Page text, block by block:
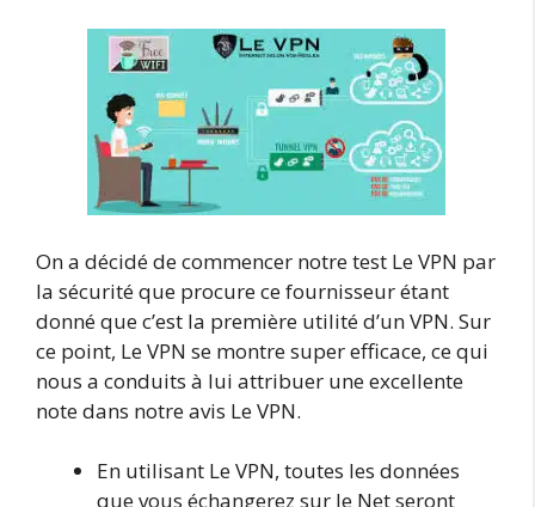
On a décidé de commencer notre test Le VPN par
la sécurité que procure ce fournisseur étant
donné que c’est la première utilité d’un VPN. Sur
ce point, Le VPN se montre super efficace, ce qui
nous a conduits à lui attribuer une excellente
note dans notre avis Le VPN.
En utilisant Le VPN, toutes les données
que vous échangerez sur le Net seront